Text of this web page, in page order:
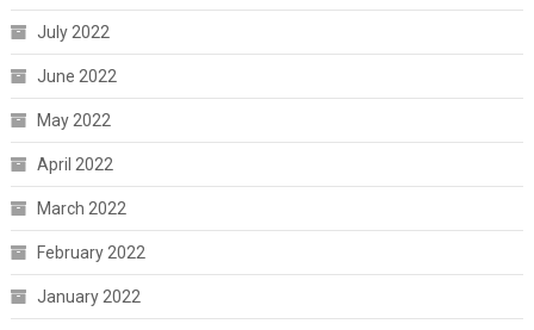
July 2022
June 2022
May 2022
April 2022
March 2022
February 2022
January 2022